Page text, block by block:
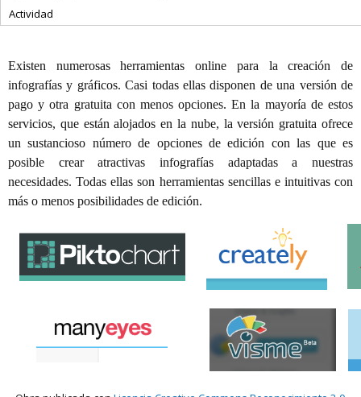
Actividad
Existen numerosas herramientas online para la creación de
infografías y gráficos. Casi todas ellas disponen de una versión de
pago y otra gratuita con menos opciones. En la mayoría de estos
servicios, que están alojados en la nube, la versión gratuita ofrece
un sustancioso número de opciones de edición con las que es
posible crear atractivas infografías adaptadas a nuestras
necesidades. Todas ellas son herramientas sencillas e intuitivas con
más o menos posibilidades de edición.